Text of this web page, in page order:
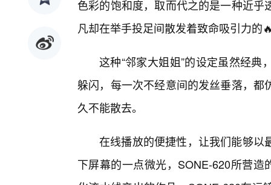
色彩的饱和度，取而代之的是一种近
凡却在举手投足间散发着致命吸引力的
这种“邻家大姐姐”的设定虽然经
躲闪，每一次不经意间的发丝垂落，
久不能散去。
在线播放的便捷性，让我们能够以
下屏幕的一点微光，SONE-620所营造